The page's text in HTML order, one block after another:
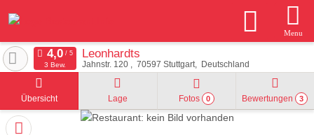
Menu
Leonhardts
Jahnstr. 120 70597 Stuttgart Deutschland
3 Bew.
Übersicht Lage Fotos 0 Bewertungen 3